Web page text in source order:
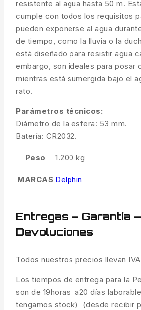
resistente al agua hasta 50 m.
cumple con todos los requisitos
pueden exponerse al agua
de tiempo, como la lluvia o la
está diseñado para resistir agua
embargo, son ideales para posar
mientras está sumergida bajo el
rato.
Parámetros técnicos:
Diámetro de la esfera: 53 mm.
Batería: CR2032.
Peso 1.200 kg
MARCAS Delphin
Entregas – Garantía –
Devoluciones
Todos nuestros precios llevan
Los tiempos de entrega para la
son de 19horas a20 días
tengamos stock) (desde recibir